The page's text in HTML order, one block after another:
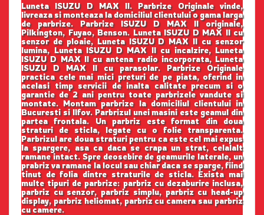
Luneta ISUZU D MAX II. Parbrize Originale vinde,
livreaza si monteaza la domiciliul clientului o gama larga
de parbrize. Parbrize ISUZU D MAX II originale,
Pilkington, Fuyao, Benson. Luneta ISUZU D MAX II cu
senzor de ploaie, Luneta ISUZU D MAX II cu senzor
lumina, Luneta ISUZU D MAX II cu incalzire, Luneta
ISUZU D MAX II cu antena radio incorporata, Luneta
ISUZU D MAX II cu parasolar. Parbrize Originale
practica cele mai mici preturi de pe piata, oferind in
acelasi timp servicii de inalta calitate precum si o
garantie de 2 ani pentru toate parbrizele vandute si
montate. Montam parbrize la domiciliul clientului in
Bucuresti si Ilfov. Parbrizul unei masini este geamul din
partea frontala. Un parbriz este format din doua
straturi de sticla, legate cu o folie transparenta.
Parbrizul are doua straturi pentru ca este cel mai expus
la spargere, asa ca daca se crapa un strat, celalalt
ramane intact. Spre deosebire de geamurile laterale, un
prabriz va ramane la locul sau chiar daca se sparge, fiind
tinut de folia dintre straturile de sticla. Exista mai
multe tipuri de parbrize: parbriz cu dezaburire inclusa,
parbriz cu senzor, parbriz simplu, parbriz cu head-up
display, parbriz heliomat, parbriz cu camera sau parbriz
cu camere.